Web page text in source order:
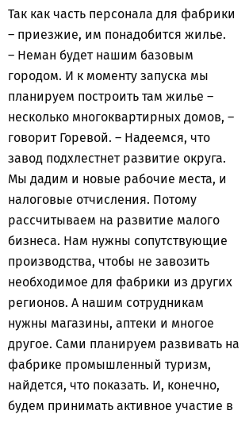
Так как часть персонала для фабрики
– приезжие, им понадобится жилье.
– Неман будет нашим базовым
городом. И к моменту запуска мы
планируем построить там жилье –
несколько многоквартирных домов, –
говорит Горевой. – Надеемся, что
завод подхлестнет развитие округа.
Мы дадим и новые рабочие места, и
налоговые отчисления. Потому
рассчитываем на развитие малого
бизнеса. Нам нужны сопутствующие
производства, чтобы не завозить
необходимое для фабрики из других
регионов. А нашим сотрудникам
нужны магазины, аптеки и многое
другое. Сами планируем развивать на
фабрике промышленный туризм,
найдется, что показать. И, конечно,
будем принимать активное участие в